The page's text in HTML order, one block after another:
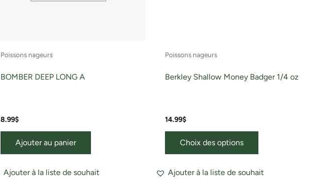
Poissons nageurs
BOMBER DEEP LONG A
8.99$
Ajouter au panier
Ajouter à la liste de souhait
Poissons nageurs
Berkley Shallow Money Badger 1/4 oz
14.99$
Choix des options
Ajouter à la liste de souhait